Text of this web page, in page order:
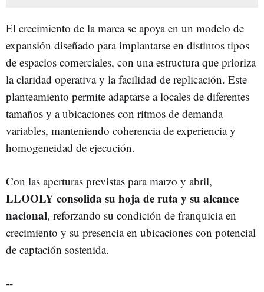
El crecimiento de la marca se apoya en un modelo de
expansión diseñado para implantarse en distintos tipos
de espacios comerciales, con una estructura que prioriza
la claridad operativa y la facilidad de replicación. Este
planteamiento permite adaptarse a locales de diferentes
tamaños y a ubicaciones con ritmos de demanda
variables, manteniendo coherencia de experiencia y
homogeneidad de ejecución.
Con las aperturas previstas para marzo y abril,
LLOOLY consolida su hoja de ruta y su alcance
nacional, reforzando su condición de franquicia en
crecimiento y su presencia en ubicaciones con potencial
de captación sostenida.
--